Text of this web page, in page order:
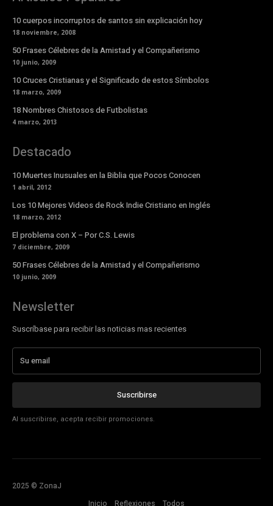
10 cuerpos incorruptos de santos sin explicación hoy
18 noviembre, 2008
50 Frases Célebres de la Amistad y el Compañerismo
10 junio, 2009
10 Cruces Cristianas y el Significado de estos Símbolos
18 marzo, 2009
18 Nombres Chistosos de Futbolistas
4 marzo, 2013
Destacado
10 Muertes Inusuales en la Biblia que Pocos Conocen
1 abril, 2012
Los 10 Mejores Videos de Rock Indie Cristiano en Inglés
18 marzo, 2012
El problema con X – Por C.S. Lewis
7 diciembre, 2009
50 Frases Célebres de la Amistad y el Compañerismo
10 junio, 2009
Newsletter
Suscríbase para recibir las noticias mas recientes
Suscribirse
Al suscribirse, acepta recibir promociones.
2025 © ZonaJ
Inicio
Reflexiones Todos